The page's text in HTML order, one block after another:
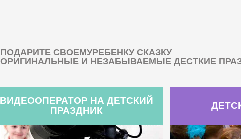
ПОДАРИТЕ СВОЕМУРЕБЕНКУ СКАЗКУ
ОРИГИНАЛЬНЫЕ И НЕЗАБЫВАЕМЫЕ ДЕСТКИЕ
ВИДЕООПЕРАТОР НА ДЕТСКИЙ
ПРАЗДНИК